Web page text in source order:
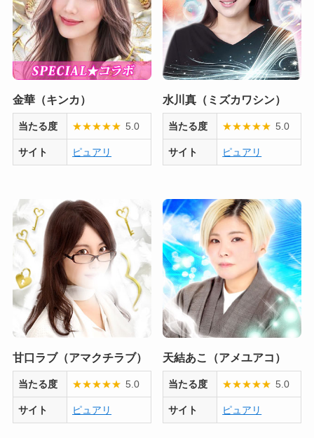
金華（キンカ）
当たる度 ★★★★★ 5.0
サイト ピュアリ
水川真（ミズカワシン）
当たる度 ★★★★★ 5.0
サイト ピュアリ
甘口ラブ（アマクチラブ）
当たる度 ★★★★★ 5.0
サイト ピュアリ
天結あこ（アメユアコ）
当たる度 ★★★★★ 5.0
サイト ピュアリ